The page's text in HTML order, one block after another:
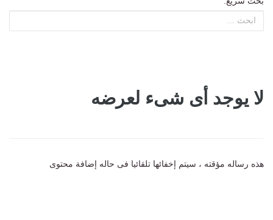
لا يوجد أى شىء لعرضه
هذه رساله مؤقته ، سيتم إخفائها تلقائيا فى حاله إضافة محتوى